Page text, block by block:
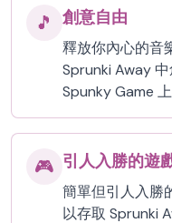
🎵 創意自由
釋放你內心的音
Sprunki Away
Spunky Game
🎮 引人入勝的遊
簡單但引人入勝
以存取 Sprunki